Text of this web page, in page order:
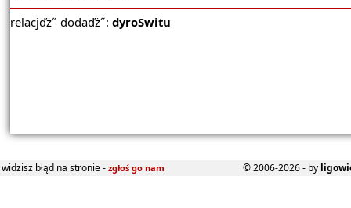
relacjďż˝ dodaďż˝: dyroSwitu
widzisz błąd na stronie - zgłoś go nam © 2006-2026 - by